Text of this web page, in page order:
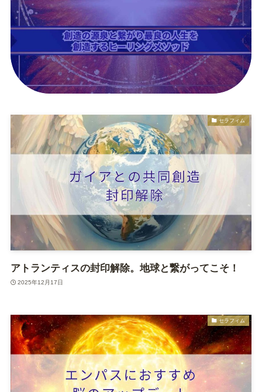
セラフィム
アトランティスの封印解除。地球と繋がってこそ！
2025年12月17日
セラフィム